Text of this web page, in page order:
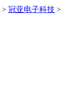
> 冠亚电子科技 >